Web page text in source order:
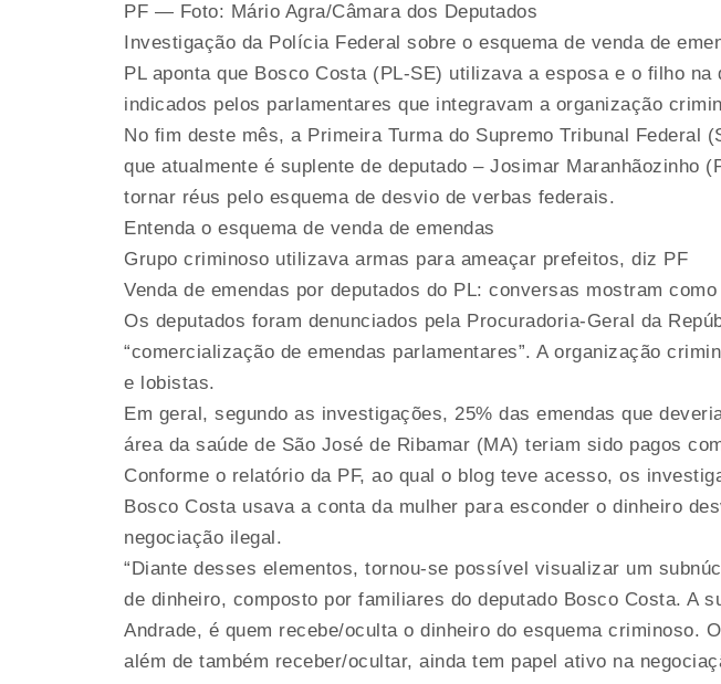
PF — Foto: Mário Agra/Câmara dos Deputados
Investigação da Polícia Federal sobre o esquema de venda de
PL aponta que Bosco Costa (PL-SE) utilizava a esposa e o filho
indicados pelos parlamentares que integravam a organização
No fim deste mês, a Primeira Turma do Supremo Tribunal Federal
que atualmente é suplente de deputado – Josimar Maranhãozinho
tornar réus pelo esquema de desvio de verbas federais.
Entenda o esquema de venda de emendas
Grupo criminoso utilizava armas para ameaçar prefeitos, diz PF
Venda de emendas por deputados do PL: conversas mostram
Os deputados foram denunciados pela Procuradoria-Geral da
“comercialização de emendas parlamentares”. A organização
e lobistas.
Em geral, segundo as investigações, 25% das emendas que
área da saúde de São José de Ribamar (MA) teriam sido pagos
Conforme o relatório da PF, ao qual o blog teve acesso, os
Bosco Costa usava a conta da mulher para esconder o dinheiro
negociação ilegal.
“Diante desses elementos, tornou-se possível visualizar um
de dinheiro, composto por familiares do deputado Bosco Costa. A
Andrade, é quem recebe/oculta o dinheiro do esquema criminoso.
além de também receber/ocultar, ainda tem papel ativo na